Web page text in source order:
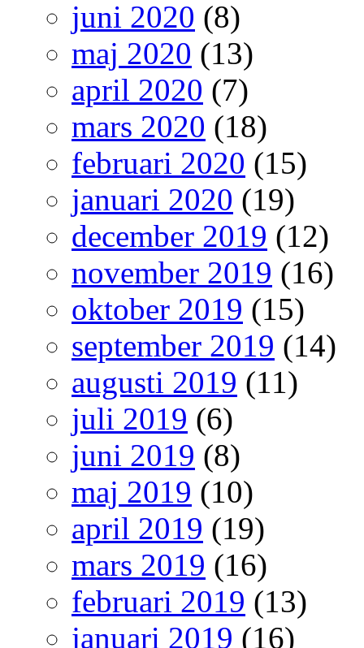
juni 2020 (8)
maj 2020 (13)
april 2020 (7)
mars 2020 (18)
februari 2020 (15)
januari 2020 (19)
december 2019 (12)
november 2019 (16)
oktober 2019 (15)
september 2019 (14)
augusti 2019 (11)
juli 2019 (6)
juni 2019 (8)
maj 2019 (10)
april 2019 (19)
mars 2019 (16)
februari 2019 (13)
januari 2019 (16)